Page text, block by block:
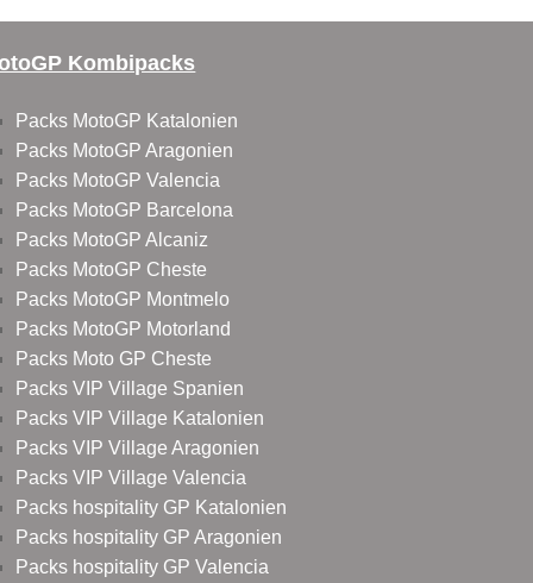
Kombipacks
Packs MotoGP Katalonien
Packs MotoGP Aragonien
Packs MotoGP Valencia
Packs MotoGP Barcelona
Packs MotoGP Alcaniz
Packs MotoGP Cheste
Packs MotoGP Montmelo
Packs MotoGP Motorland
Packs Moto GP Cheste
Packs VIP Village Spanien
Packs VIP Village Katalonien
Packs VIP Village Aragonien
Packs VIP Village Valencia
Packs hospitality GP Katalonien
Packs hospitality GP Aragonien
Packs hospitality GP Valencia